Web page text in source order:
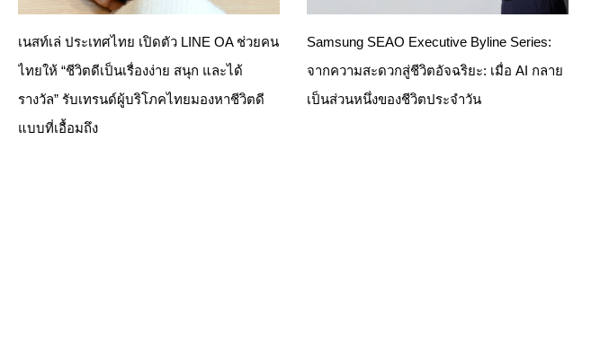
เนสท์เล่ ประเทศไทย เปิดตัว LINE OA ช่วยคน
ไทยให้ “ชีวิตดีเป็นเรื่องง่าย สนุก และได้
รางวัล” รับเทรนด์ผู้บริโภคไทยมองหาชีวิตดี
แบบที่เอื้อมถึง
Samsung SEAO Executive Byline Series:
จากความสะดวกสู่ชีวิตอัจฉริยะ: เมื่อ AI กลาย
เป็นส่วนหนึ่งของชีวิตประจำวัน